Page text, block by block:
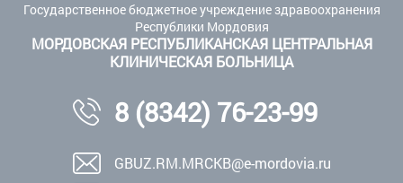
Государственное бюджетное учреждение здравоохранения
Республики Мордовия
МОРДОВСКАЯ РЕСПУБЛИКАНСКАЯ ЦЕНТРАЛЬНАЯ
КЛИНИЧЕСКАЯ БОЛЬНИЦА
8 (8342) 76-23-99
GBUZ.RM.MRCKB@e-mordovia.ru